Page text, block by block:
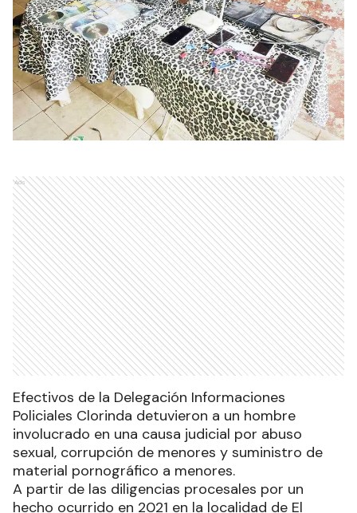
Ads
Efectivos de la Delegación Informaciones
Policiales Clorinda detuvieron a un hombre
involucrado en una causa judicial por abuso
sexual, corrupción de menores y suministro de
material pornográfico a menores.
A partir de las diligencias procesales por un
hecho ocurrido en 2021 en la localidad de El